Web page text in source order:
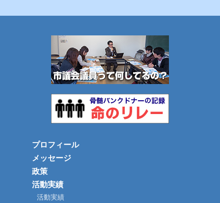
プロフィール
メッセージ
政策
活動実績
活動実績